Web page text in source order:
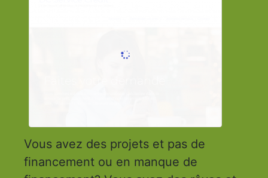
Vous avez des projets et pas de
financement ou en manque de